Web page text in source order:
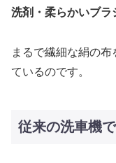
洗剤・柔らかいブラ
まるで繊細な絹の
ているのです。
従来の洗車機